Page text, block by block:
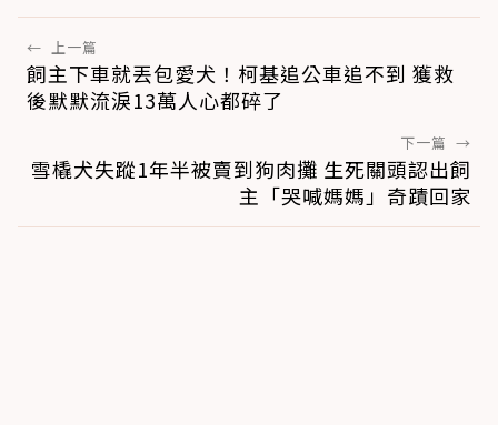
← 上一篇
飼主下車就丟包愛犬！柯基追公車追不到 獲救
後默默流淚13萬人心都碎了
下一篇 →
雪橇犬失蹤1年半被賣到狗肉攤 生死關頭認出飼
主「哭喊媽媽」奇蹟回家